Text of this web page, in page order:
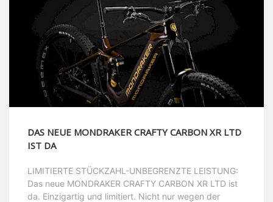
DAS NEUE MONDRAKER CRAFTY CARBON XR LTD
IST DA
LIMITIERTE STÜCKZAHL-UNBEGRENZTE LEISTUNG:
Das neue MONDRAKER CRAFTY CARBON XR LTD ist
da. Einzigartig und limitiert. Nicht nur wegen der